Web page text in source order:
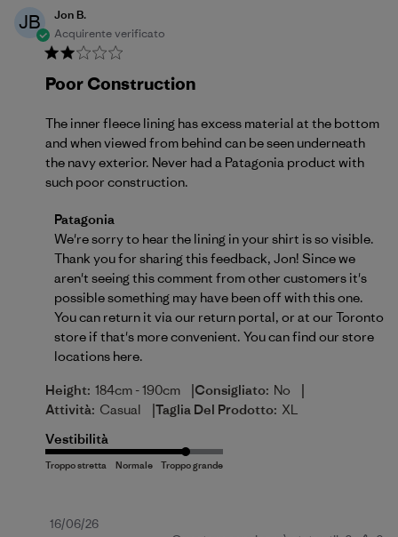
JB
Jon B.
Acquirente verificato
Poor Construction
The inner fleece lining has excess material at the bottom
and when viewed from behind can be seen underneath
the navy exterior. Never had a Patagonia product with
such poor construction.
Commenti del proprietario del negozio sulla
Patagonia
We're sorry to hear the lining in your shirt is so visible.
Thank you for sharing this feedback, Jon! Since we
aren't seeing this comment from other customers it's
possible something may have been off with this one.
You can return it via our return portal, or at our Toronto
store if that's more convenient. You can find our store
locations here.
Height: 184cm - 190cm |Consigliato: No |
Attività: Casual |Taglia Del Prodotto: XL
Vestibilità
Data
16/06/26